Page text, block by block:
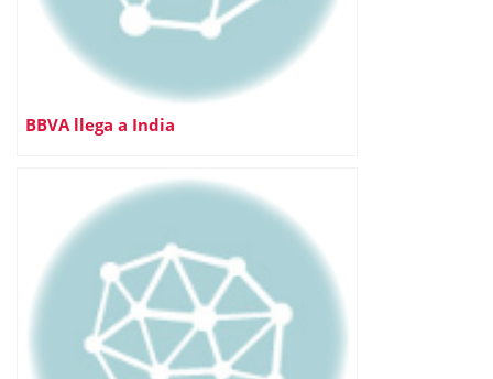
BBVA llega a India